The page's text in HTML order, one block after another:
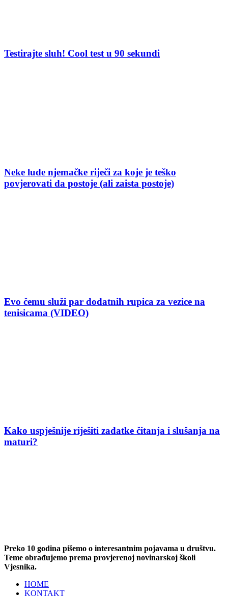
Testirajte sluh! Cool test u 90 sekundi
Neke lude njemačke riječi za koje je teško
povjerovati da postoje (ali zaista postoje)
Evo čemu služi par dodatnih rupica za vezice na
tenisicama (VIDEO)
Kako uspješnije riješiti zadatke čitanja i slušanja na
maturi?
Preko 10 godina pišemo o interesantnim pojavama u društvu.
Teme obrađujemo prema provjerenoj novinarskoj školi
Vjesnika.
HOME
KONTAKT